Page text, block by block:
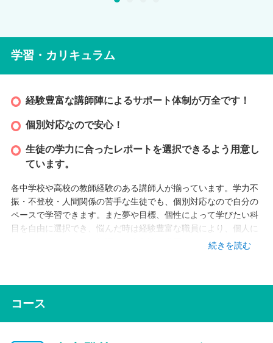
不登校／アスペルガー症候群（AS）／自閉症スペクトラム
※受入実績は、受入れを確定するものではありません。症状に
学習・カリキュラム
経験豊富な講師陣によるサポート体制が万全です！
個別対応なので安心！
生徒の学力に合ったレポートを選択できるよう用意し
ています。
各中学校や高校の教師経験のある講師人が揃っています。学力不
振・不登校・人間関係の苦手な生徒でも、個別対応なので自分の
ペースで学習できます。また夢や目標、個性によって学びたい科
目を自由に選択でき、悩んだ時は経験豊富な職員により、個人に
合ったカリキュラムで無理なく自分流に学習できます。
ぶマストアイテムです。職場や家庭でも社会のあらゆる場所で、
ICTの活用が日常のものとなっています。社会を生き抜いていく
続きを読む
コース